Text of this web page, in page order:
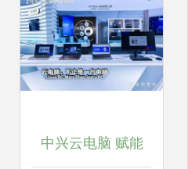
中兴云电脑 赋能